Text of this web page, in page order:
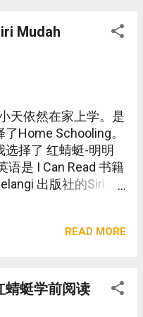
Mudah
天依然在家上学。是
Home Schooling。
选择了 红蜻蜓-明明
语是 I Can Read 书籍
出版社的Siri
READ MORE
蜻蜓学前阅读